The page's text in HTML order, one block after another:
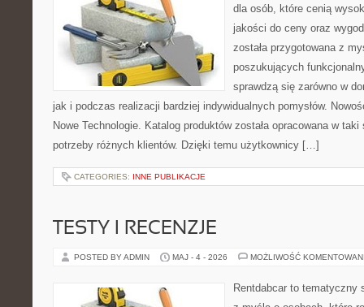
dla osób, które cenią
jakości do ceny oraz
została przygotowana z
poszukujących
sprawdzą się zarówno w
jak i podczas realizacji bardziej indywidualnych pomysłów.
Nowe Technologie. Katalog produktów została opracowana w
potrzeby różnych klientów. Dzięki temu użytkownicy […]
CATEGORIES: INNE PUBLIKACJE
TESTY I RECENZJE
POSTED BY ADMIN MAJ - 4 - 2026 MOŻLIWOŚĆ
Rentdabcar to tematyczny